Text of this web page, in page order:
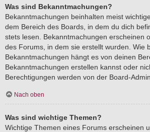
Was sind Bekanntmachungen?
Bekanntmachungen beinhalten meist
dem Bereich des Boards, in dem du dich
stets lesen. Bekanntmachungen erscheinen
des Forums, in dem sie erstellt wurden. Wie
Bekanntmachungen hängt es von deinen
Bekanntmachungen erstellen kannst oder
Berechtigungen werden von der Board-
Nach oben
Was sind wichtige Themen?
Wichtige Themen eines Forums erscheinen